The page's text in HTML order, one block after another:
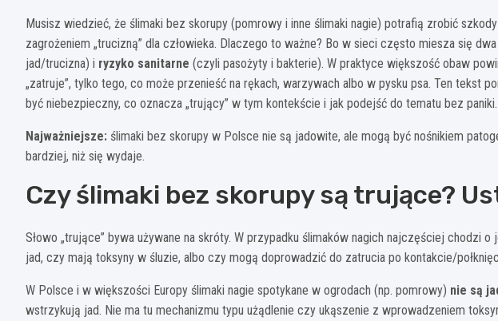
Musisz wiedzieć, że ślimaki bez skorupy (pomrowy i inne ślimaki nagie) potrafią zrobić
zagrożeniem „trucizną” dla człowieka. Dlaczego to ważne? Bo w sieci często miesza się
jad/tru­cizna) i ryzyko sanitarne (czyli pasożyty i bakterie). W praktyce większość obaw
„zatruje”, tylko tego, co może przenieść na rękach, warzywach albo w pysku psa. Ten tekst
być niebezpieczny, co oznacza „trujący” w tym kontekście i jak podejść do tematu bez paniki.
Najważniejsze: ślimaki bez skorupy w Polsce nie są jadowite, ale mogą być nośnikiem
bardziej, niż się wydaje.
Czy ślimaki bez skorupy są trujące?
Słowo „trujące” bywa używane na skróty. W przypadku ślimaków nagich najczęściej chodzi
jad, czy mają toksyny w śluzie, albo czy mogą doprowadzić do zatrucia po kontakcie/
W Polsce i w większości Europy ślimaki nagie spotykane w ogrodach (np. pomrowy) nie są
wstrzykują jad. Nie ma tu mechanizmu typu użądlenie czy ukąszenie z wprowadzeniem